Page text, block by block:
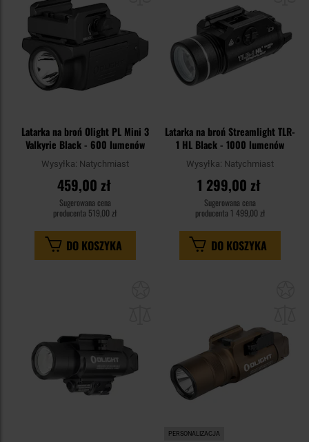
Latarka na broń Olight PL Mini 3
Valkyrie Black - 600 lumenów
Wysyłka: Natychmiast
459,00 zł
Sugerowana cena
producenta 519,00 zł
DO KOSZYKA
Latarka na broń Streamlight TLR-
1 HL Black - 1000 lumenów
Wysyłka: Natychmiast
1 299,00 zł
Sugerowana cena
producenta 1 499,00 zł
DO KOSZYKA
PERSONALIZACJA